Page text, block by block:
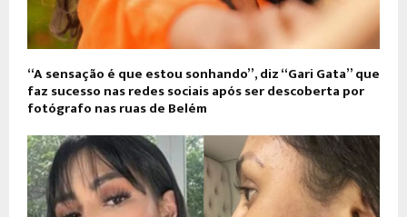
“A sensação é que estou sonhando”, diz “Gari Gata” que
faz sucesso nas redes sociais após ser descoberta por
fotógrafo nas ruas de Belém